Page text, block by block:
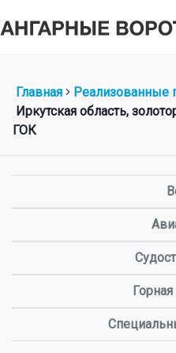
Главная
Реализованные
Иркутская область,
ГОК